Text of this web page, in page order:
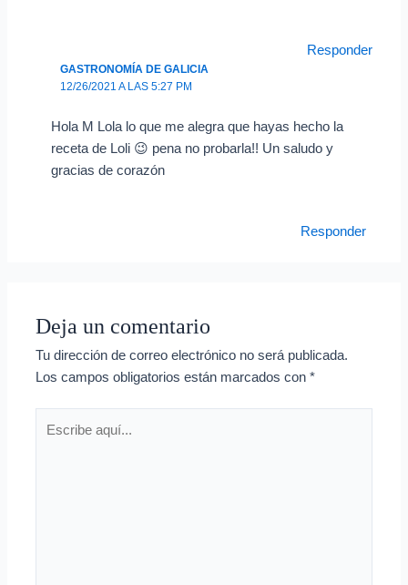
Responder
GASTRONOMÍA DE GALICIA
12/26/2021 A LAS 5:27 PM
Hola M Lola lo que me alegra que hayas hecho la
receta de Loli 😉 pena no probarla!! Un saludo y
gracias de corazón
Responder
Deja un comentario
Tu dirección de correo electrónico no será publicada.
Los campos obligatorios están marcados con*